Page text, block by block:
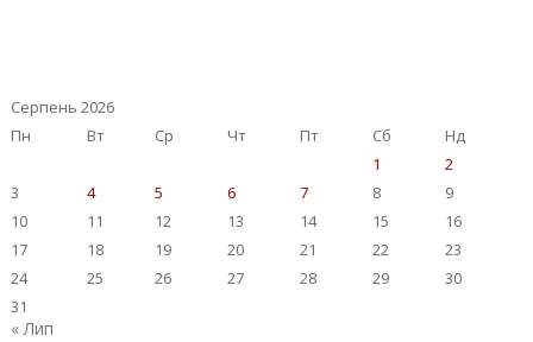
Серпень 2026
Пн
Вт Ср Чт Пт Сб
Нд
1
2
3
4 5 6 7 8
9
10
11 12 13 14 15
16
17
18 19 20 21 22
23
24
25 26 27 28 29
30
31
« Лип